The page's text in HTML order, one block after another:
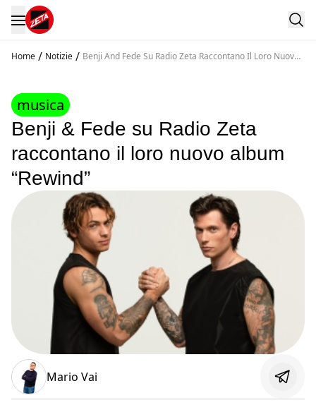
Home / Notizie / Benji And Fede Su Radio Zeta Raccontano Il Loro Nuovo
musica
Benji & Fede su Radio Zeta
raccontano il loro nuovo album
“Rewind”
Mario Vai